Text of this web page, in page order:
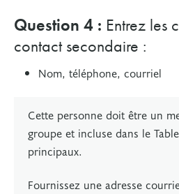
Question 4 : Entrez les
contact secondaire :
Nom, téléphone, courriel
Cette personne doit être un
groupe et incluse dans le
principaux.
Fournissez une adresse